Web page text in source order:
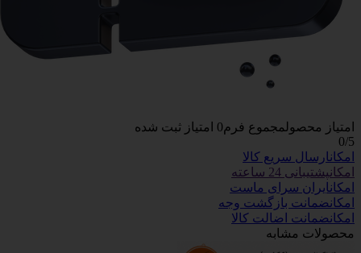
امتیاز محصولمجموع فرم0 امتیاز ثبت شده
0/5
امکانارسال سریع کالا
امکانپشتیبانی 24 ساعته
امکانایران سرای ماست
امکانضمانت بازگشت وجه
امکانضمانت اضالت کالا
محصولات مشابه